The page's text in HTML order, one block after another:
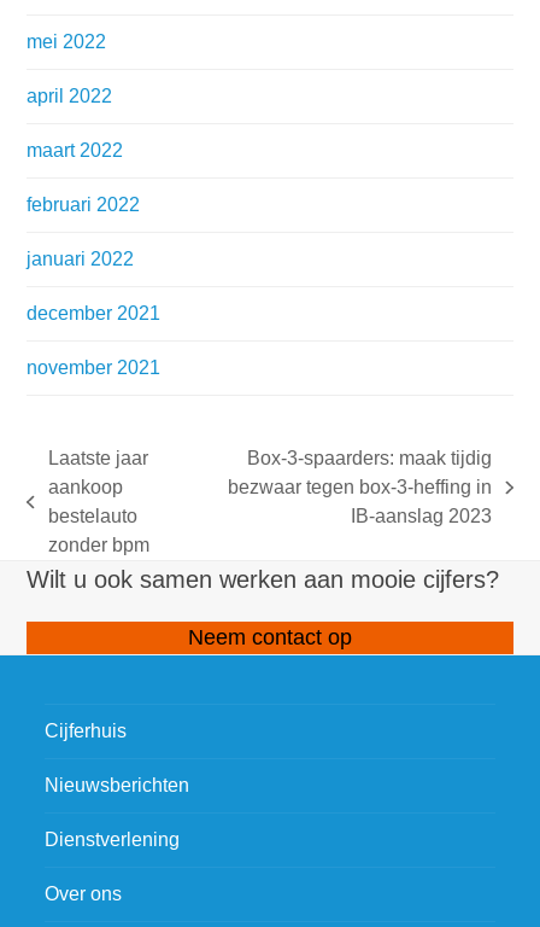
mei 2022
april 2022
maart 2022
februari 2022
januari 2022
december 2021
november 2021
previous
post:
Laatste jaar
aankoop
bestelauto
zonder bpm
next
Box-3-spaarders: maak tijdig
bezwaar tegen box-3-heffing in
IB-aanslag 2023
Wilt u ook samen werken aan mooie cijfers?
Neem contact op
Cijferhuis
Nieuwsberichten
Dienstverlening
Over ons